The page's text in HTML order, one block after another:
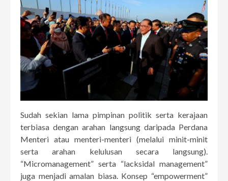
Sudah sekian lama pimpinan politik serta kerajaan
terbiasa dengan arahan langsung daripada Perdana
Menteri atau menteri-menteri (melalui minit-minit
serta arahan kelulusan secara langsung).
“Micromanagement” serta “lacksidal management”
juga menjadi amalan biasa. Konsep “empowerment”